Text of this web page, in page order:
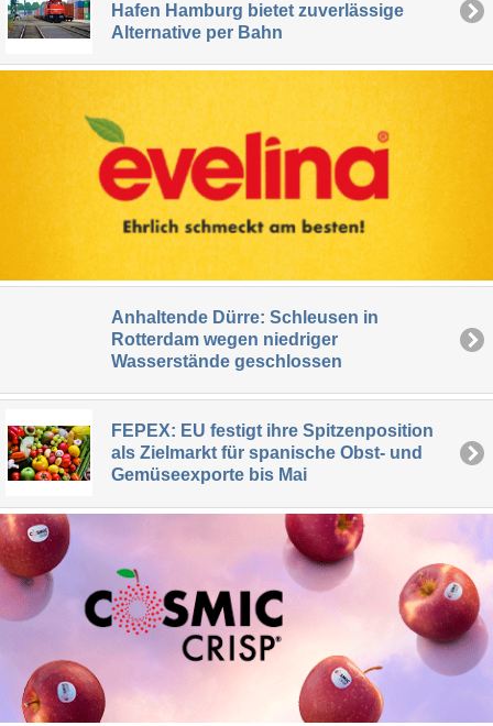
Hafen Hamburg bietet zuverlässige
Alternative per Bahn
Anhaltende Dürre: Schleusen in
Rotterdam wegen niedriger
Wasserstände geschlossen
FEPEX: EU festigt ihre Spitzenposition
als Zielmarkt für spanische Obst- und
Gemüseexporte bis Mai